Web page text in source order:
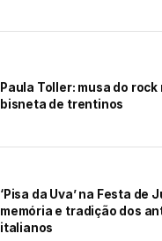
Paula Toller: musa do
bisneta de trentinos
‘Pisa da Uva’ na Festa de
memória e tradição dos
italianos